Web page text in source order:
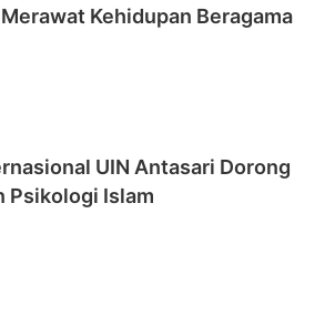
Kehidupan Beragama
UIN Antasari Dorong
Psikologi Islam